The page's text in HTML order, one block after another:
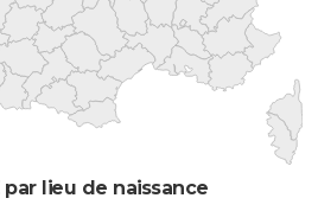
par lieu de naissance